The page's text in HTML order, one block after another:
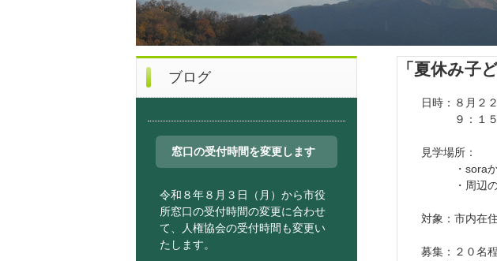
「夏休み子
日時：８月２
９：１５
見学場所：
・soraかさ
・周辺の戦
対象：市内在
募集：２０名
ブログ
窓口の受付時間を変更します
令和８年８月３日（月）から市役
所窓口の受付時間の変更に合わせ
て、人権協会の受付時間も変更い
たします。